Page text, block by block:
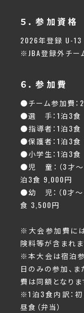
５．参加資格
2026年登録 U-13
※JBA登録外チー
６．参加費
●チーム参加費：
●選 手：1泊3
●指導者：1泊3
●保護者：1泊3食
●小学生：1泊3
●児 童：（3才
泊3食 9,000円
●幼 児：（0才
食 3,500円
※大会参加費には
険料等が含まれま
※本大会は宿泊参
日のみの参加、
費は同額となりま
※1泊3食内訳：初
昼食（弁当）